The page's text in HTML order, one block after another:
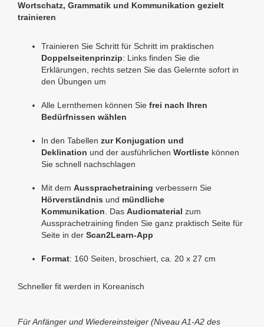
Wortschatz, Grammatik und Kommunikation gezielt
trainieren
Trainieren Sie Schritt für Schritt im praktischen
Doppelseitenprinzip: Links finden Sie die
Erklärungen, rechts setzen Sie das Gelernte sofort in
den Übungen um
Alle Lernthemen können Sie frei nach Ihren
Bedürfnissen wählen
In den Tabellen zur Konjugation und
Deklination und der ausführlichen Wortliste können
Sie schnell nachschlagen
Mit dem Aussprachetraining verbessern Sie
Hörverständnis und mündliche
Kommunikation
Das Audiomaterial zum
Aussprachetraining finden Sie ganz praktisch Seite für
Seite in der Scan2Learn-App
Format: 160 Seiten, broschiert, ca. 20 x 27 cm
Schneller fit werden in Koreanisch
Für Anfänger und Wiedereinsteiger (Niveau A1-A2 des